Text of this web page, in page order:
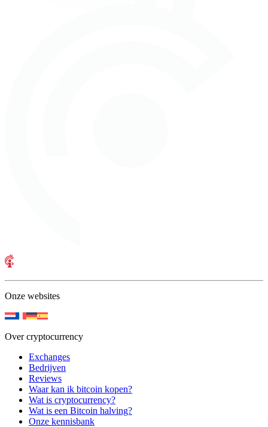
Onze websites
Over cryptocurrency
Exchanges
Bedrijven
Reviews
Waar kan ik bitcoin kopen?
Wat is cryptocurrency?
Wat is een Bitcoin halving?
Onze kennisbank